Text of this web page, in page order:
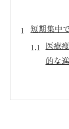
短期集中
医療
的な
脂肪